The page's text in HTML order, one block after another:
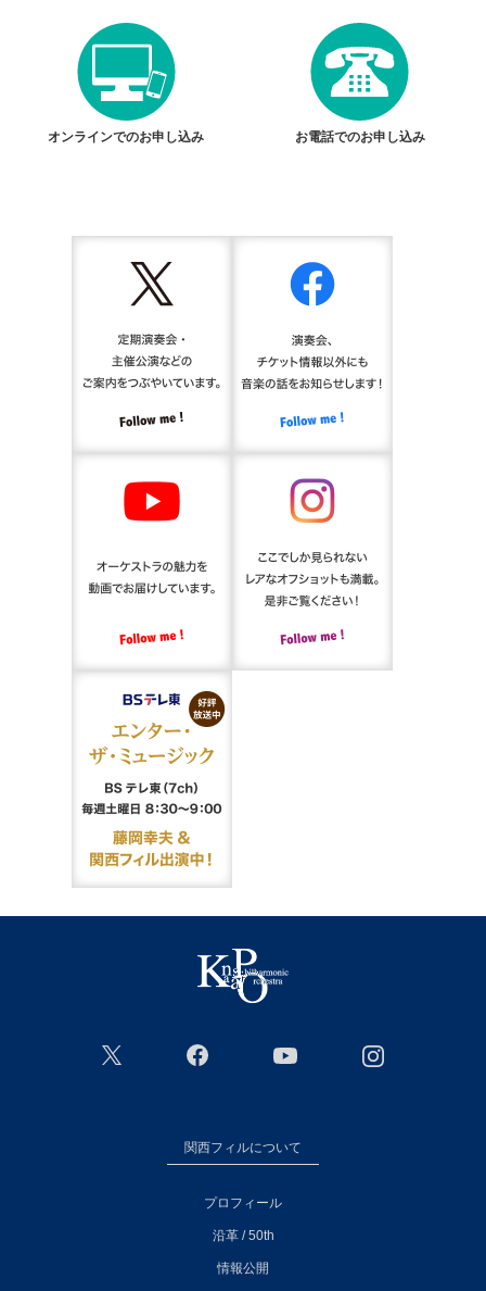
オンラインでのお申し込み お電話でのお申し込み
関西フィルについて
プロフィール
沿革 / 50th
情報公開